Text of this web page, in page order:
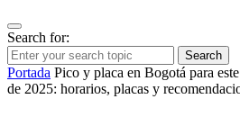
Search for:
Search
Portada Pico y placa en Bogotá para
de 2025: horarios, placas y